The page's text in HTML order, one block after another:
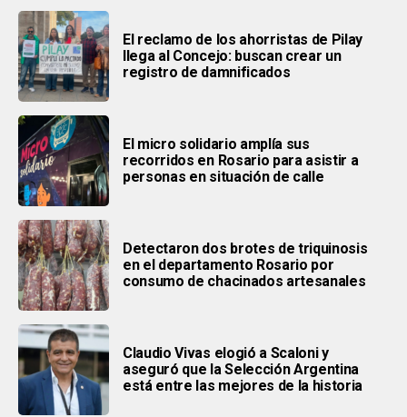
El reclamo de los ahorristas de Pilay
llega al Concejo: buscan crear un
registro de damnificados
El micro solidario amplía sus
recorridos en Rosario para asistir a
personas en situación de calle
Detectaron dos brotes de triquinosis
en el departamento Rosario por
consumo de chacinados artesanales
Claudio Vivas elogió a Scaloni y
aseguró que la Selección Argentina
está entre las mejores de la historia